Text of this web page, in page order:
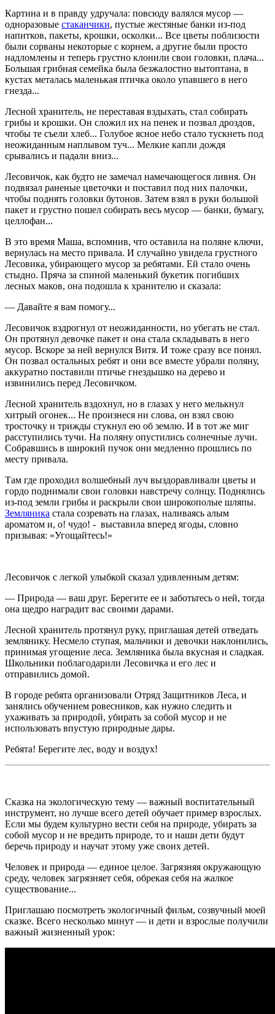
Картина и в правду удручала: повсюду валялся мусор —
одноразовые стаканчики, пустые жестяные банки из-под
напитков, пакеты, крошки, осколки... Все цветы поблизости
были сорваны некоторые с корнем, а другие были просто
надломлены и теперь грустно клонили свои головки, плача...
Большая грибная семейка была безжалостно вытоптана, в
кустах металась маленькая птичка около упавшего в него
гнезда...
Лесной хранитель, не переставая вздыхать, стал собирать
грибы и крошки. Он сложил их на пенек и позвал дроздов,
чтобы те съели хлеб... Голубое ясное небо стало тускнеть под
неожиданным наплывом туч... Мелкие капли дождя
срывались и падали вниз...
Лесовичок, как будто не замечал намечающегося ливня. Он
подвязал раненые цветочки и поставил под них палочки,
чтобы поднять головки бутонов. Затем взял в руки большой
пакет и грустно пошел собирать весь мусор — банки, бумагу,
целлофан...
В это время Маша, вспомнив, что оставила на поляне ключи,
вернулась на место привала. И случайно увидела грустного
Лесовика, убирающего мусор за ребятами. Ей стало очень
стыдно. Пряча за спиной маленький букетик погибших
лесных маков, она подошла к хранителю и сказала:
— Давайте я вам помогу...
Лесовичок вздрогнул от неожиданности, но убегать не стал.
Он протянул девочке пакет и она стала складывать в него
мусор. Вскоре за ней вернулся Витя. И тоже сразу все понял.
Он позвал остальных ребят и они все вместе убрали поляну,
аккуратно поставили птичье гнездышко на дерево и
извинились перед Лесовичком.
Лесной хранитель вздохнул, но в глазах у него мелькнул
хитрый огонек... Не произнеся ни слова, он взял свою
тросточку и трижды стукнул ею об землю. И в тот же миг
расступились тучи. На поляну опустились солнечные лучи.
Собравшись в широкий пучок они медленно прошлись по
месту привала.
Там где проходил волшебный луч выздоравливали цветы и
гордо поднимали свои головки навстречу солнцу. Поднялись
из-под земли грибы и раскрыли свои широкополые шляпы.
Земляника стала созревать на глазах, наливаясь алым
ароматом и, о! чудо! - выставила вперед ягоды, словно
призывая: «Угощайтесь!»
Лесовичок с легкой улыбкой сказал удивленным детям:
— Природа — ваш друг. Берегите ее и заботьтесь о ней, тогда
она щедро наградит вас своими дарами.
Лесной хранитель протянул руку, приглашая детей отведать
землянику. Несмело ступая, мальчики и девочки наклонились,
принимая угощение леса. Земляника была вкусная и сладкая.
Школьники поблагодарили Лесовичка и его лес и
отправились домой.
В городе ребята организовали Отряд Защитников Леса, и
занялись обучением ровесников, как нужно следить и
ухаживать за природой, убирать за собой мусор и не
использовать впустую природные дары.
Ребята! Берегите лес, воду и воздух!
Сказка на экологическую тему — важный воспитательный
инструмент, но лучше всего детей обучает пример взрослых.
Если мы будем культурно вести себя на природе, убирать за
собой мусор и не вредить природе, то и наши дети будут
беречь природу и научат этому уже своих детей.
Человек и природа — единое целое. Загрязняя окружающую
среду, человек загрязняет себя, обрекая себя на жалкое
существование...
Приглашаю посмотреть экологичный фильм, созвучный моей
сказке. Всего несколько минут — и дети и взрослые получили
важный жизненный урок: